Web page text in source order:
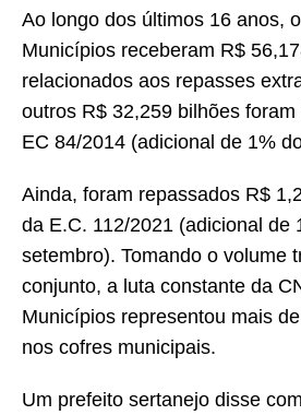
Ao longo dos últimos 16 anos,
Municípios receberam R$
relacionados aos repasses
outros R$ 32,259 bilhões
EC 84/2014 (adicional de 1%
Ainda, foram repassados R$
da E.C. 112/2021 (adicional de
setembro). Tomando o volume
conjunto, a luta constante da
Municípios representou mais
nos cofres municipais.
Um prefeito sertanejo disse